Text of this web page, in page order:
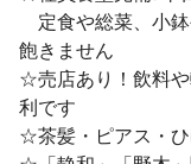
定食や総菜、小
飽きません
☆売店あり！飲料
利です
☆茶髪・ピアス・